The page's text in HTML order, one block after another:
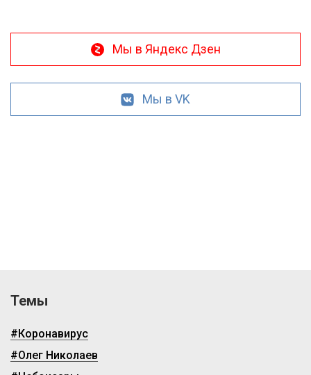
Мы в Яндекс Дзен
Мы в VK
Темы
#Коронавирус
#Олег Николаев